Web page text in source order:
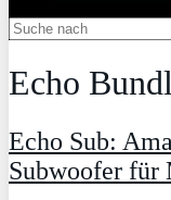
Echo
Echo Sub:
Subwoofer für